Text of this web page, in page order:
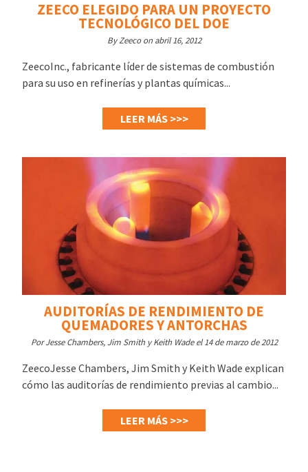
ZEECO ELEGIDO PARA UN PROYECTO
TECNOLÓGICO DEL DOE
By Zeeco on abril 16, 2012
ZeecoInc., fabricante líder de sistemas de combustión
para su uso en refinerías y plantas químicas...
LEER MÁS >>>
AUDITORÍAS DE RENDIMIENTO DE
QUEMADORES Y ANTORCHAS
Por Jesse Chambers, Jim Smith y Keith Wade el 14 de marzo de 2012
ZeecoJesse Chambers, Jim Smith y Keith Wade explican
cómo las auditorías de rendimiento previas al cambio...
LEER MÁS >>>